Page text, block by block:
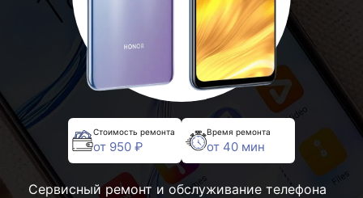
Стоимость ремонта
от 950 ₽
Время ремонта
от 40 мин
Сервисный ремонт и обслуживание телефона